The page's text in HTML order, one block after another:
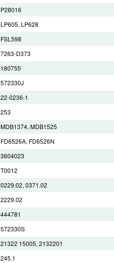
P28016
LP605, LP628
FSL598
7263-D373
180755
572330J
22-0236-1
253
MDB1374, MDB1525
FD6526A, FD6526N
3604023
T0012
0229.02, 0371.02
2229.02
444781
572330S
21322 15005, 2132201
245.1